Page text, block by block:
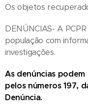
Os objetos
DENÚNCIAS- A
população com
investigações.
As denúncias
pelos números 197,
Denúncia.